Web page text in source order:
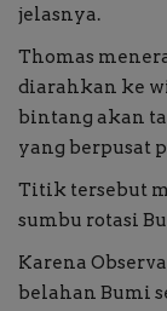
jelasnya.
Thomas
diarahkan ke
bintang akan
yang berpusat
Titik tersebut
sumbu rotasi
Karena
belahan Bumi